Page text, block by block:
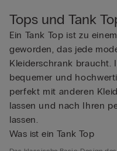
Tops und Tank
Ein Tank Top ist zu
geworden, das jede
Kleiderschrank braucht.
bequemer und
perfekt mit anderen
lassen und nach Ihren
lassen.
Was ist ein Tank Top